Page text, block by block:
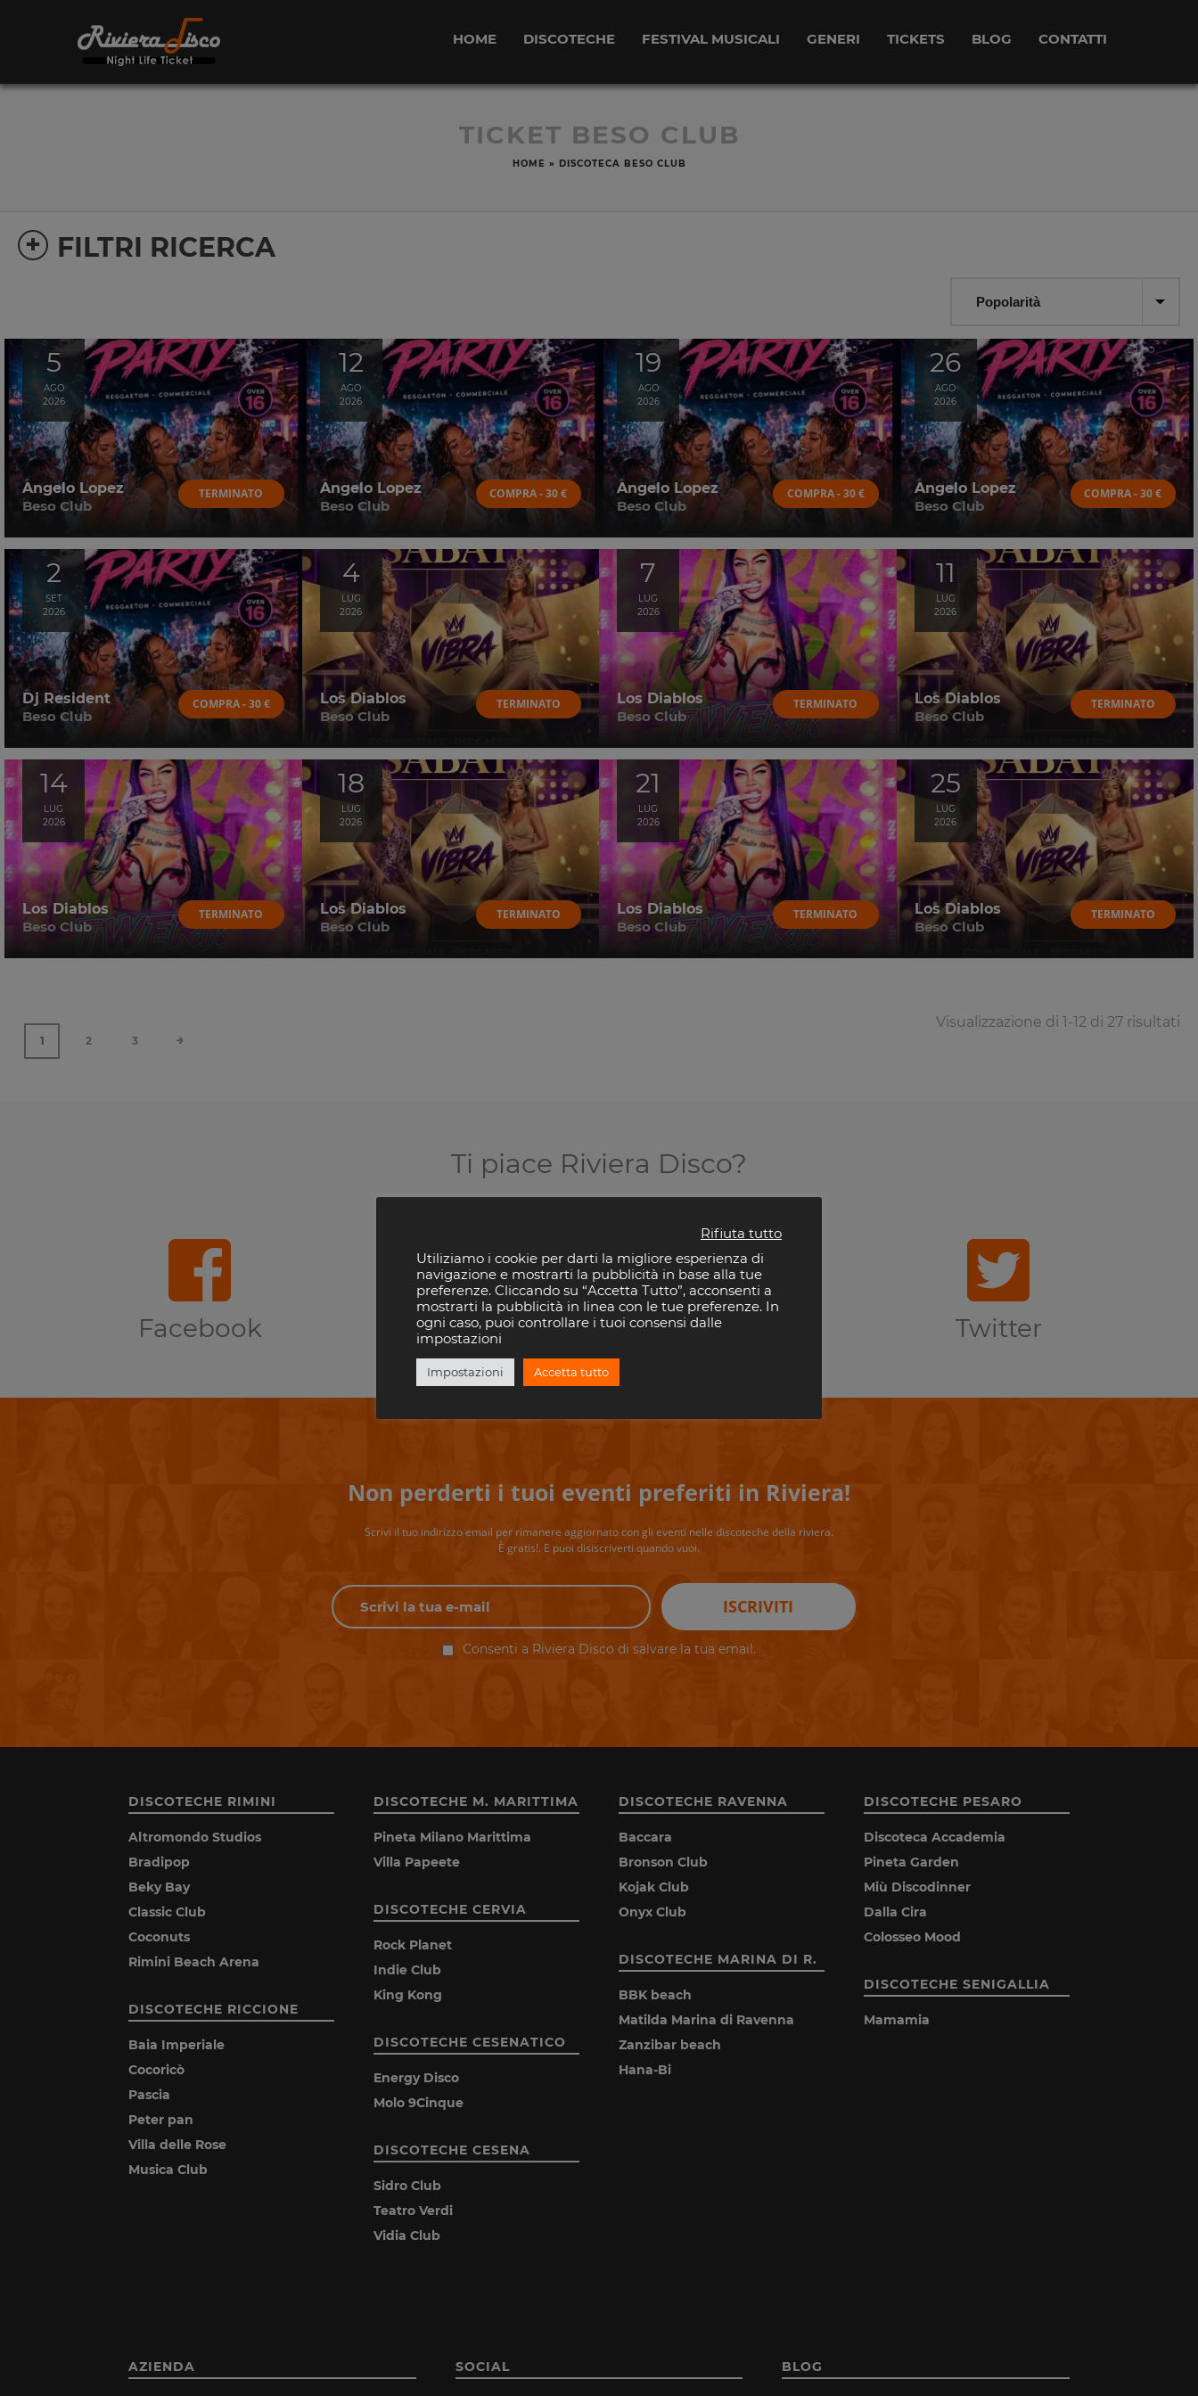
HOME DISCOTECHE FESTIVAL MUSICALI GENERI TICKETS BLOG CONTATTI
TICKET BESO CLUB
HOME » DISCOTECA BESO CLUB
FILTRI RICERCA
+
5
AGO
2026
Angelo Lopez
Beso Club
TERMINATO
12
AGO
2026
Angelo Lopez
Beso Club
COMPRA - 30 €
19
AGO
2026
Angelo Lopez
Beso Club
COMPRA - 30 €
26
AGO
2026
Angelo Lopez
Beso Club
COMPRA - 30 €
2
SET
2026
Dj Resident
Beso Club
COMPRA - 30 €
4
LUG
2026
Los Diablos
Beso Club
TERMINATO
7
LUG
2026
Los Diablos
Beso Club
TERMINATO
11
LUG
2026
Los Diablos
Beso Club
TERMINATO
14
LUG
2026
Los Diablos
Beso Club
TERMINATO
18
LUG
2026
Los Diablos
Beso Club
TERMINATO
21
LUG
2026
Los Diablos
Beso Club
TERMINATO
25
LUG
2026
Los Diablos
Beso Club
TERMINATO
1 2 3 →
Visualizzazione di 1-12 di 27 risultati
Ti piace Riviera Disco?
Facebook Instagram Twitter
Non perderti i tuoi eventi preferiti in Riviera!
Scrivi il tuo indirizzo email per rimanere aggiornato con gli eventi nelle discoteche della riviera.
È gratis!. E puoi disiscriverti quando vuoi.
ISCRIVITI
Consenti a Riviera Disco di salvare la tua email.
DISCOTECHE RIMINI
Altromondo Studios
Bradipop
Beky Bay
Classic Club
Coconuts
Rimini Beach Arena
DISCOTECHE RICCIONE
Baia Imperiale
Cocoricò
Pascia
Peter pan
Villa delle Rose
Musica Club
DISCOTECHE M. MARITTIMA
Pineta Milano Marittima
Villa Papeete
DISCOTECHE CERVIA
Rock Planet
Indie Club
King Kong
DISCOTECHE CESENATICO
Energy Disco
Molo 9Cinque
DISCOTECHE CESENA
Sidro Club
Teatro Verdi
Vidia Club
DISCOTECHE RAVENNA
Baccara
Bronson Club
Kojak Club
Onyx Club
DISCOTECHE MARINA DI R.
BBK beach
Matilda Marina di Ravenna
Zanzibar beach
Hana-Bi
DISCOTECHE PESARO
Discoteca Accademia
Pineta Garden
Miù Discodinner
Dalla Cira
Colosseo Mood
DISCOTECHE SENIGALLIA
Mamamia
AZIENDA SOCIAL BLOG
Rifiuta tutto
Utiliziamo i cookie per darti la migliore esperienza di
navigazione e mostrarti la pubblicità in base alla tue
preferenze. Cliccando su “Accetta Tutto”, acconsenti a
mostrarti la pubblicità in linea con le tue preferenze. In
ogni caso, puoi controllare i tuoi consensi dalle
impostazioni
Impostazioni Accetta tutto